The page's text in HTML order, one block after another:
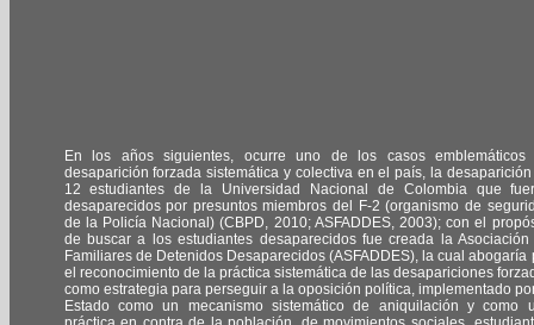
En los años siguientes, ocurre uno de los casos emblemáticos
desaparición forzada sistemática y colectiva en el país, la
12 estudiantes de la Universidad Nacional de Colombia que
desaparecidos por presuntos miembros del F-2 (organismo de
de la Policía Nacional) (CBPD, 2010; ASFADDES, 2003); con el
de buscar a los estudiantes desaparecidos fue creada la Asociación
Familiares de Detenidos Desaparecidos (ASFADDES), la cual abogaría
el reconocimiento de la práctica sistemática de las desapariciones
como estrategia para perseguir a la oposición política, implementado
Estado como un mecanismo sistemático de aniquilación y como